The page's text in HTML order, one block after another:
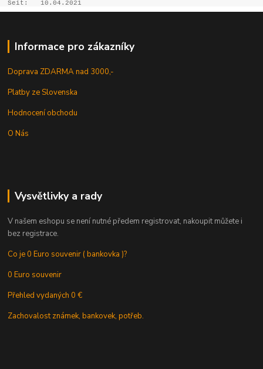
Seit:
10.04.2021
Informace pro zákazníky
Doprava ZDARMA nad 3000,-
Platby ze Slovenska
Hodnocení obchodu
O Nás
Vysvětlivky a rady
V našem eshopu se není nutné předem registrovat, nakoupit můžete i
bez registrace.
Co je 0 Euro souvenir ( bankovka )?
0 Euro souvenir
Přehled vydaných 0 €
Zachovalost známek, bankovek, potřeb.